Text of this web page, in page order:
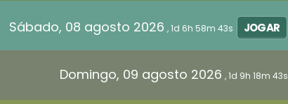
Sábado, 08 agosto 2026 , 1d 6h 58m 43s JOGAR
Domingo, 09 agosto 2026 , 1d 9h 18m 43s